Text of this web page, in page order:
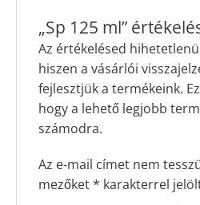
„Sp 125 ml”
Az értékelésed
hiszen a vásárlói
fejlesztjük a termékeink.
hogy a lehető legjobb
számodra.
Az e-mail címet nem
mezőket* karakterrel